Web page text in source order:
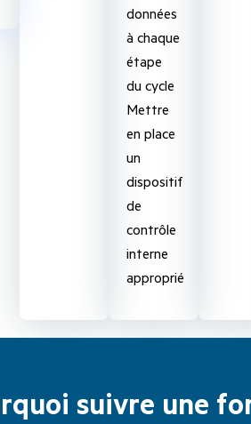
données
à chaque
étape
du cycle
Mettre
en place
un
dispositif
de
contrôle
interne
approprié
suivre une